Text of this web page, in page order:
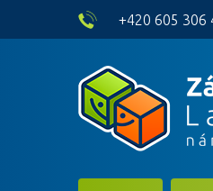
skip to main content
+420 605 306